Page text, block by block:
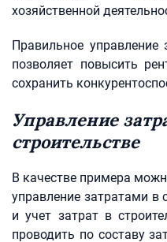
хозяйственной
Правильное
позволяет повысить
сохранить
Управление
строительстве
В качестве примера
управление затратами в
и учет затрат в
проводить по составу